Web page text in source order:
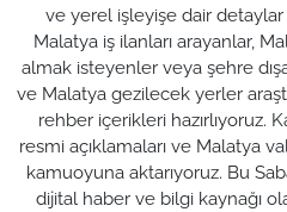
ve yerel işleyişe dair detaylar
Malatya iş ilanları arayanlar,
almak isteyenler veya şehre
ve Malatya gezilecek yerler
rehber içerikleri hazırlıyoruz.
resmi açıklamaları ve Malatya
kamuoyuna aktarıyoruz. Bu
dijital haber ve bilgi kaynağı